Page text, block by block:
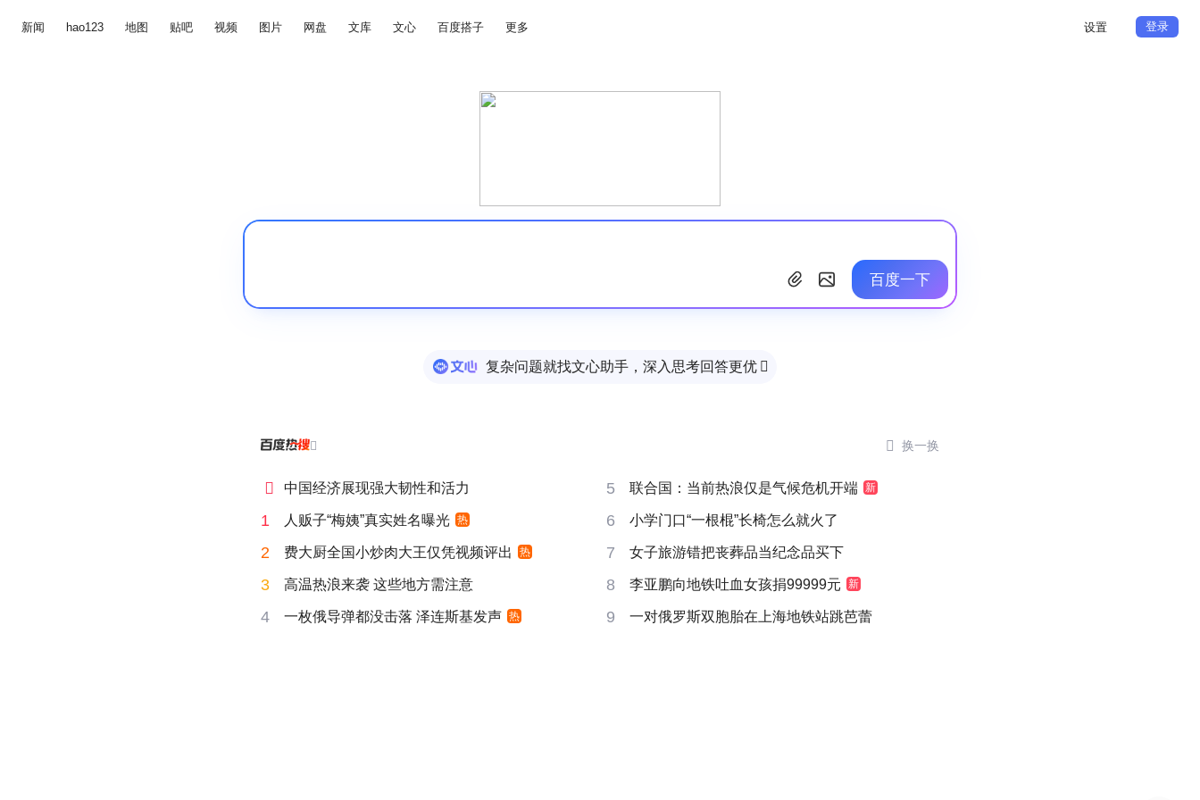
新闻 hao123 地图 贴吧 视频 图片 网盘 文库 文心 百度搭子 更多 设置 登录
百度一下
复杂问题就找文心助手，深入思考回答更优 
  换一换
 中国经济展现强大韧性和活力 5 联合国：当前热浪仅是气候危机开端 新
1 人贩子“梅姨”真实姓名曝光 热 6 小学门口“一根棍”长椅怎么就火了
2 费大厨全国小炒肉大王仅凭视频评出 热 7 女子旅游错把丧葬品当纪念品买下
3 高温热浪来袭 这些地方需注意 8 李亚鹏向地铁吐血女孩捐99999元 新
4 一枚俄导弹都没击落 泽连斯基发声 热 9 一对俄罗斯双胞胎在上海地铁站跳芭蕾